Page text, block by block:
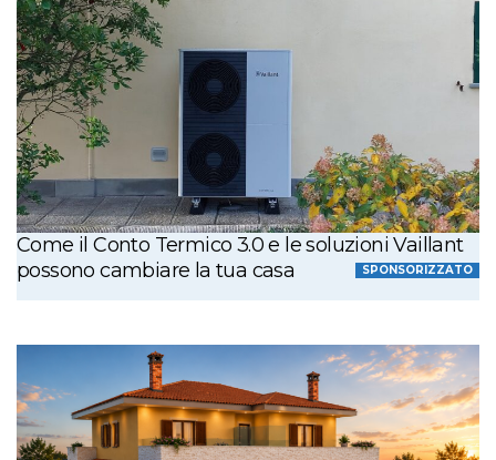
Come il Conto Termico 3.0 e le soluzioni Vaillant
possono cambiare la tua casa
SPONSORIZZATO